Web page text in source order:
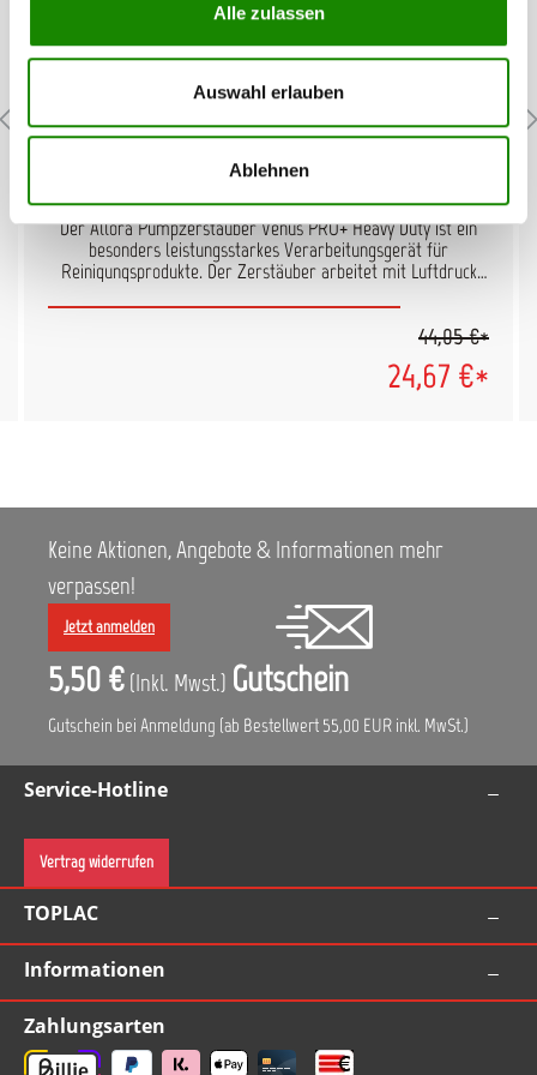
Alle zulassen
Auswahl erlauben
Ablehnen
AllorA Pumpzerstäuber Venus PRO+
HEAVY DUTY
Der Allora Pumpzerstäuber Venus PRO+ Heavy Duty ist ein
besonders leistungsstarkes Verarbeitungsgerät für
Reinigungsprodukte. Der Zerstäuber arbeitet mit Luftdruck
zuverlässig. Für den nötigen Druck sorgt die eingebaute
Pumpe im inneren der Flasche, dieser wird dann durch das
Zerstäubung mit Düse einstellbar durch die Skala am
Reinigungsmittel (Laugen) Die verschiedenen farblichen
Reinigungsprodukte auf einen Blick.
24,67 €*
44,05 €*
Keine Aktionen, Angebote & Informationen mehr
verpassen!
Jetzt anmelden
5,50 € (Inkl. Mwst.) Gutschein
Gutschein bei Anmeldung (ab Bestellwert 55,00 EUR inkl. MwSt.)
Service-Hotline
Vertrag widerrufen
TOPLAC
Informationen
Zahlungsarten